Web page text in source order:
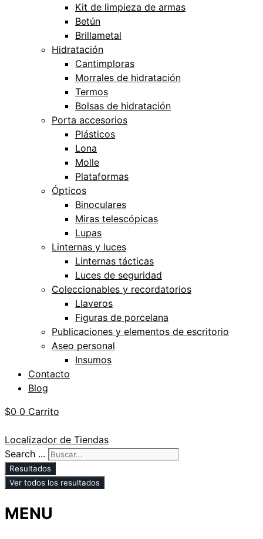
Kit de limpieza de armas
Betún
Brillametal
Hidratación
Cantimploras
Morrales de hidratación
Termos
Bolsas de hidratación
Porta accesorios
Plásticos
Lona
Molle
Plataformas
Ópticos
Binoculares
Miras telescópicas
Lupas
Linternas y luces
Linternas tácticas
Luces de seguridad
Coleccionables y recordatorios
Llaveros
Figuras de porcelana
Publicaciones y elementos de escritorio
Aseo personal
Insumos
Contacto
Blog
$0 0 Carrito
Localizador de Tiendas
Search ...
Resultados
Ver todos los resultados
MENU